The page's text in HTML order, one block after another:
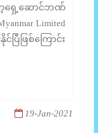
မာ့​ရှေ့ဆောင်ဘဏ်
Limited
ြီဖြစ်ကြောင်း
19-Jan-2021